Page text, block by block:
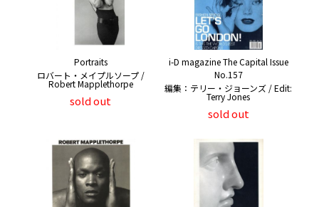
Portraits
ロバート・メイプルソープ /
Robert Mapplethorpe
sold out
i-D magazine The Capital Issue
No.157
編集：テリー・ジョーンズ / Edit:
Terry Jones
sold out